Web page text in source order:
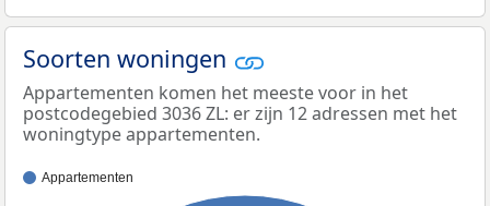
Soorten woningen
Appartementen komen het meeste voor in het
postcodegebied 3036 ZL: er zijn 12 adressen met het
woningtype appartementen.
Appartementen